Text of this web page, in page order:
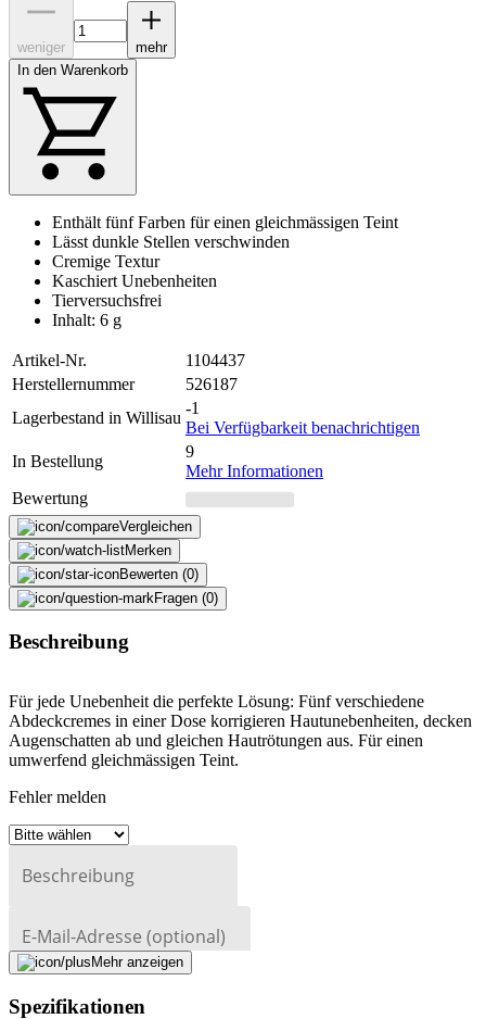
weniger
mehr
In den Warenkorb
Enthält fünf Farben für einen gleichmässigen Teint
Lässt dunkle Stellen verschwinden
Cremige Textur
Kaschiert Unebenheiten
Tierversuchsfrei
Inhalt: 6 g
Artikel-Nr.
1104437
Herstellernummer
526187
Lagerbestand in Willisau
-1
Bei Verfügbarkeit benachrichtigen
In Bestellung
9
Mehr Informationen
Bewertung
Vergleichen
Merken
Bewerten (0)
Fragen (0)
Beschreibung
Für jede Unebenheit die perfekte Lösung: Fünf verschiedene
Abdeckcremes in einer Dose korrigieren Hautunebenheiten, decken
Augenschatten ab und gleichen Hautrötungen aus. Für einen
umwerfend gleichmässigen Teint.
Fehler melden
Beschreibung
E-Mail-Adresse (optional)
Formular schliessen
Falsche Daten melden
Mehr anzeigen
Spezifikationen